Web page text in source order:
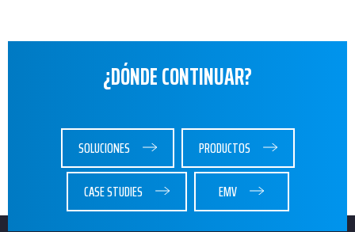
¿DÓNDE CONTINUAR?
SOLUCIONES
PRODUCTOS
CASE STUDIES
EMV